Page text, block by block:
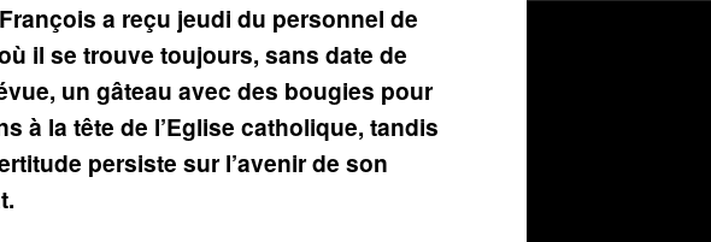
a reçu jeudi du personnel de
il se trouve toujours, sans date de
un gâteau avec des bougies pour
à la tête de l’Eglise catholique, tandis
persiste sur l’avenir de son